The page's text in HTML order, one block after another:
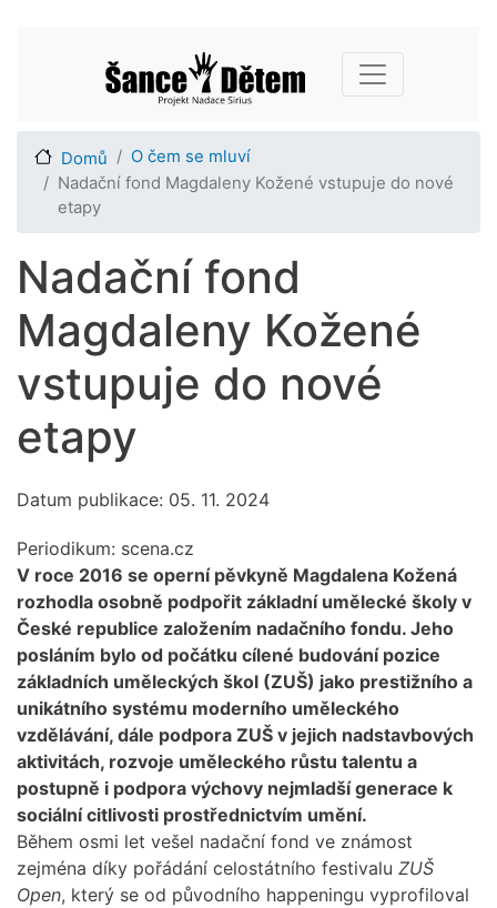
hlavnímu
obsahu
Main navigation
Domů
O čem se mluví
Nadační fond Magdaleny Kožené vstupuje do nové
etapy
Nadační fond
Magdaleny Kožené
vstupuje do nové
etapy
Datum publikace: 05. 11. 2024
Periodikum: scena.cz
V roce 2016 se operní pěvkyně Magdalena Kožená
rozhodla osobně podpořit základní umělecké školy v
České republice založením nadačního fondu. Jeho
posláním bylo od počátku cílené budování pozice
základních uměleckých škol (ZUŠ) jako prestižního a
unikátního systému moderního uměleckého
vzdělávání, dále podpora ZUŠ v jejich nadstavbových
aktivitách, rozvoje uměleckého růstu talentu a
postupně i podpora výchovy nejmladší generace k
sociální citlivosti prostřednictvím umění.
Během osmi let vešel nadační fond ve známost
zejména díky pořádání celostátního festivalu ZUŠ
Open, který se od původního happeningu vyprofiloval